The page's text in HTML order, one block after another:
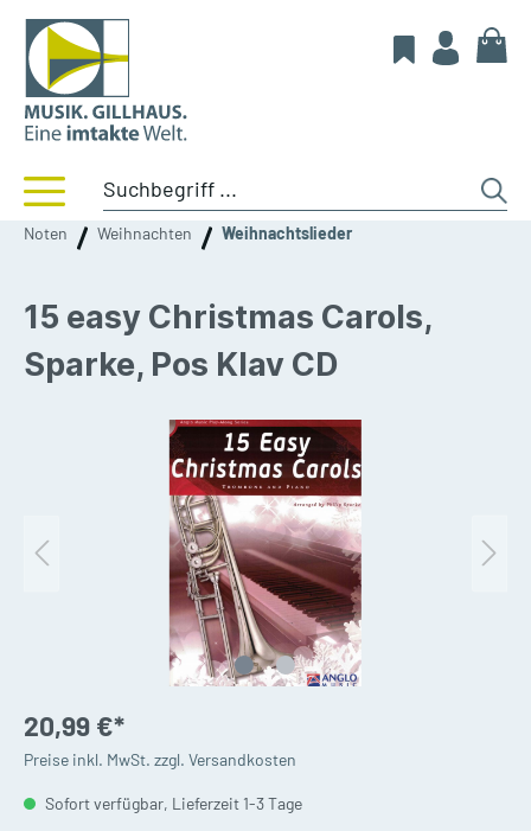
Noten Weihnachten Weihnachtslieder
15 easy Christmas Carols,
Sparke, Pos Klav CD
20,99 €*
Preise inkl. MwSt. zzgl. Versandkosten
Sofort verfügbar, Lieferzeit 1-3 Tage